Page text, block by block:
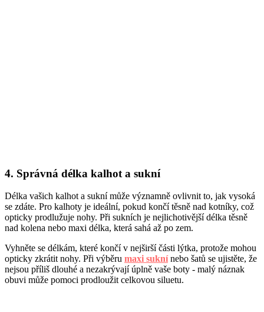
4. Správná délka kalhot a sukní
Délka vašich kalhot a sukní může významně ovlivnit to, jak vysoká
se zdáte. Pro kalhoty je ideální, pokud končí těsně nad kotníky, což
opticky prodlužuje nohy. Při sukních je nejlichotivější délka těsně
nad kolena nebo maxi délka, která sahá až po zem.
Vyhněte se délkám, které končí v nejširší části lýtka, protože mohou
opticky zkrátit nohy. Při výběru maxi suknínebo šatů se ujistěte, že
nejsou příliš dlouhé a nezakrývají úplně vaše boty - malý náznak
obuvi může pomoci prodloužit celkovou siluetu.